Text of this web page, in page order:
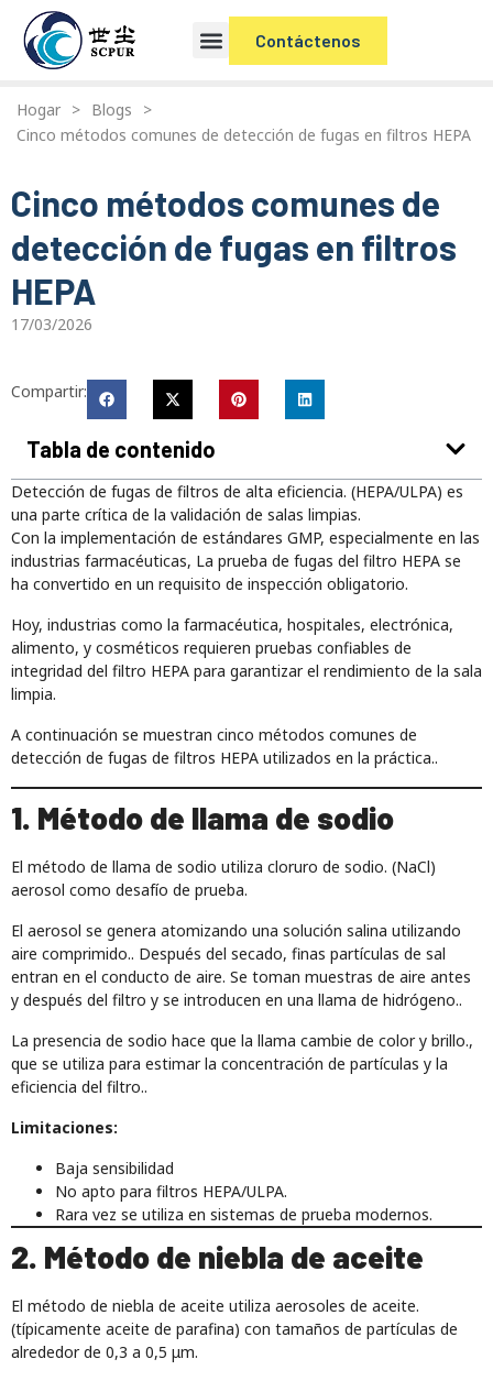
Contáctenos
Hogar > Blogs
>
Cinco métodos comunes de detección de fugas en filtros HEPA
Cinco métodos comunes de
detección de fugas en filtros
HEPA
17/03/2026
Compartir:
Tabla de contenido
Detección de fugas de filtros de alta eficiencia. (HEPA/ULPA) es
una parte crítica de la validación de salas limpias.
Con la implementación de estándares GMP, especialmente en las
industrias farmacéuticas, La prueba de fugas del filtro HEPA se
ha convertido en un requisito de inspección obligatorio.
Hoy, industrias como la farmacéutica, hospitales, electrónica,
alimento, y cosméticos requieren pruebas confiables de
integridad del filtro HEPA para garantizar el rendimiento de la sala
limpia.
A continuación se muestran cinco métodos comunes de
detección de fugas de filtros HEPA utilizados en la práctica..
1. Método de llama de sodio
El método de llama de sodio utiliza cloruro de sodio. (NaCl)
aerosol como desafío de prueba.
El aerosol se genera atomizando una solución salina utilizando
aire comprimido.. Después del secado, finas partículas de sal
entran en el conducto de aire. Se toman muestras de aire antes
y después del filtro y se introducen en una llama de hidrógeno..
La presencia de sodio hace que la llama cambie de color y brillo.,
que se utiliza para estimar la concentración de partículas y la
eficiencia del filtro..
Limitaciones:
Baja sensibilidad
No apto para filtros HEPA/ULPA.
Rara vez se utiliza en sistemas de prueba modernos.
2. Método de niebla de aceite
El método de niebla de aceite utiliza aerosoles de aceite.
(típicamente aceite de parafina) con tamaños de partículas de
alrededor de 0,3 a 0,5 μm.